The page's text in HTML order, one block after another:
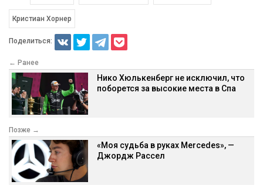
Кристиан Хорнер
Поделиться:
← Ранее
Нико Хюлькенберг не исключил, что
поборется за высокие места в Спа
Позже →
«Моя судьба в руках Mercedes», —
Джордж Рассел